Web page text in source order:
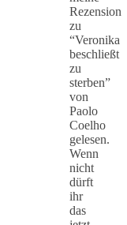
Rezension
zu
“Veronika
beschließt
zu
sterben”
von
Paolo
Coelho
gelesen.
Wenn
nicht
dürft
ihr
das